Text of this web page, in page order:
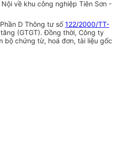
về khu công nghiệp Tiên Sơn -
D Thông tư số122/2000/TT-
(GTGT). Đồng thời, Công ty
bộ chứng từ, hoá đơn, tài liệu gốc